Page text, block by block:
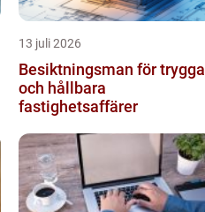
13 juli 2026
Besiktningsman för trygga
och hållbara
fastighetsaffärer